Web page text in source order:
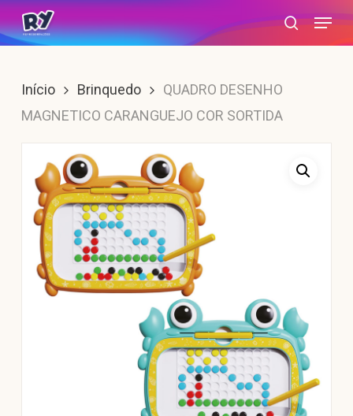
Skip
to
content
search
Menu
Início Brinquedo
QUADRO DESENHO
MAGNETICO CARANGUEJO COR SORTIDA